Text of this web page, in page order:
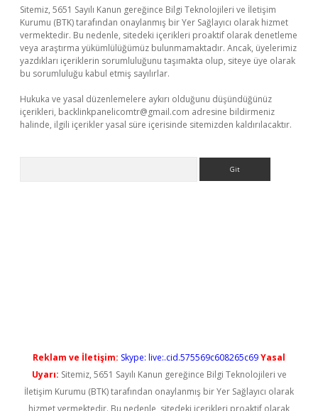
Sitemiz, 5651 Sayılı Kanun gereğince Bilgi Teknolojileri ve İletişim
Kurumu (BTK) tarafından onaylanmış bir Yer Sağlayıcı olarak hizmet
vermektedir. Bu nedenle, sitedeki içerikleri proaktif olarak denetleme
veya araştırma yükümlülüğümüz bulunmamaktadır. Ancak, üyelerimiz
yazdıkları içeriklerin sorumluluğunu taşımakta olup, siteye üye olarak
bu sorumluluğu kabul etmiş sayılırlar.
Hukuka ve yasal düzenlemelere aykırı olduğunu düşündüğünüz
içerikleri, backlinkpanelicomtr@gmail.com adresine bildirmeniz
halinde, ilgili içerikler yasal süre içerisinde sitemizden kaldırılacaktır.
Reklam ve İletişim: Skype: live:.cid.575569c608265c69Yasal
Uyarı: Sitemiz, 5651 Sayılı Kanun gereğince Bilgi Teknolojileri ve
İletişim Kurumu (BTK) tarafından onaylanmış bir Yer Sağlayıcı olarak
hizmet vermektedir. Bu nedenle, sitedeki içerikleri proaktif olarak